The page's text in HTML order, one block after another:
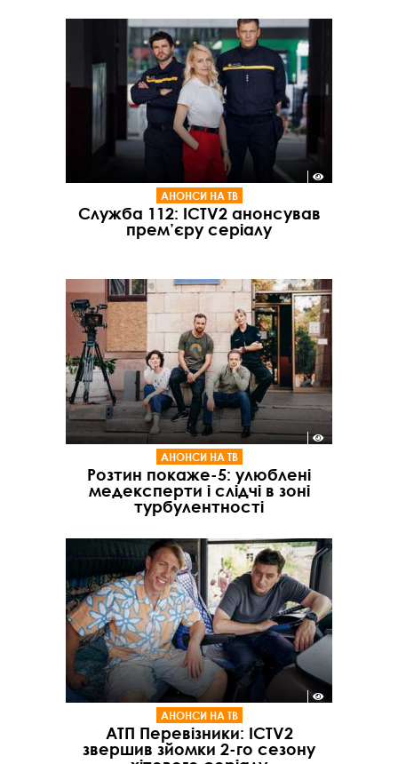
АНОНСИ НА ТВ
Служба 112: ICTV2 анонсував
прем’єру серіалу
АНОНСИ НА ТВ
Розтин покаже-5: улюблені
медексперти і слідчі в зоні
турбулентності
АНОНСИ НА ТВ
АТП Перевізники: ICTV2
звершив зйомки 2-го сезону